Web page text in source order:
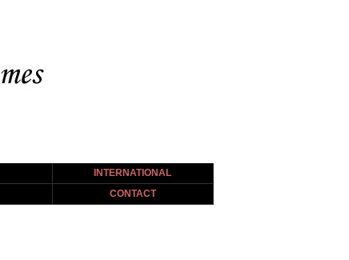
INTERNATIONAL
CONTACT